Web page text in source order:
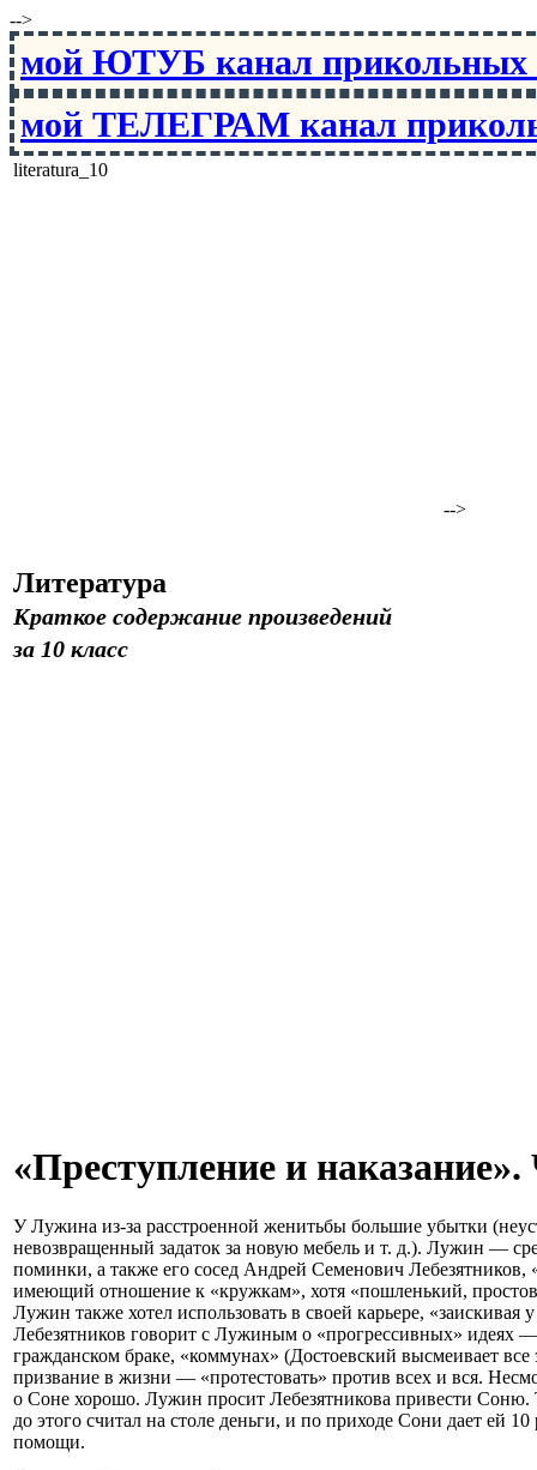
-->
мой ЮТУБ канал
мой ТЕЛЕГРАМ канал
literatura_10
-->
Литература
Краткое содержание произведений
за 10 класс
«Преступление и наказание».
У Лужина из-за расстроенной женитьбы большие убытки
невозвращенный задаток за новую мебель и т. д.). Лужин —
поминки, а также его сосед Андрей Семенович Лебезятников,
имеющий отношение к «кружкам», хотя «пошленький,
Лужин также хотел использовать в своей карьере, «заискивая
Лебезятников говорит с Лужиным о «прогрессивных» идеях
гражданском браке, «коммунах» (Достоевский высмеивает все
призвание в жизни — «протестовать» против всех и вся.
о Соне хорошо. Лужин просит Лебезятникова привести
до этого считал на столе деньги, и по приходе Сони дает ей
помощи.